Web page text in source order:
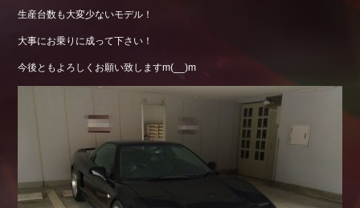
生産台数も大変少ないモデル！
大事にお乗りに成って下さい！
今後ともよろしくお願い致しますm(__)m